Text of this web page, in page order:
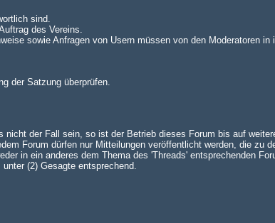
sind.
des Vereins.
sowie Anfragen von Usern müssen von den Moderatoren
der Satzung überprüfen.
der Fall sein, so ist der Betrieb dieses Forum bis auf
Forum dürfen nur Mitteilungen veröffentlicht werden, die zu
in ein anderes dem Thema des 'Threads' entsprechenden
(2) Gesagte entsprechend.